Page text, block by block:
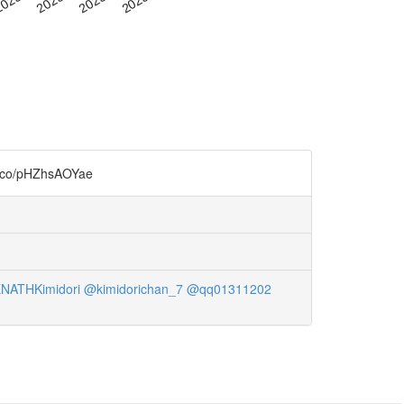
pHZhsAOYae
@kimidorichan_7 @qq01311202